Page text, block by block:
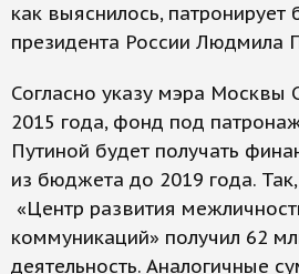
как выяснилось, патронирует
президента России Людмила
Согласно указу мэра Москвы
2015 года, фонд под
Путиной будет получать
из бюджета до 2019 года.
«Центр развития
коммуникаций» получил 62
деятельность. Аналогичные